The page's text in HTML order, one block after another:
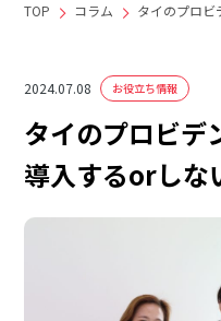
TOP コラム タイのプロ
2024.07.08 お役立ち情報
タイのプロビデ
導入するorしな